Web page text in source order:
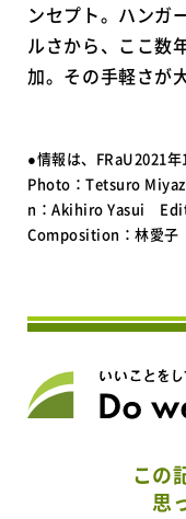
ンセプト。ハンガ
ルさから、ここ数
加。その手軽さが
●情報は、FRaU2021年
Photo：Tetsuro
n：Akihiro Yasui
Composition：林愛子
この
思